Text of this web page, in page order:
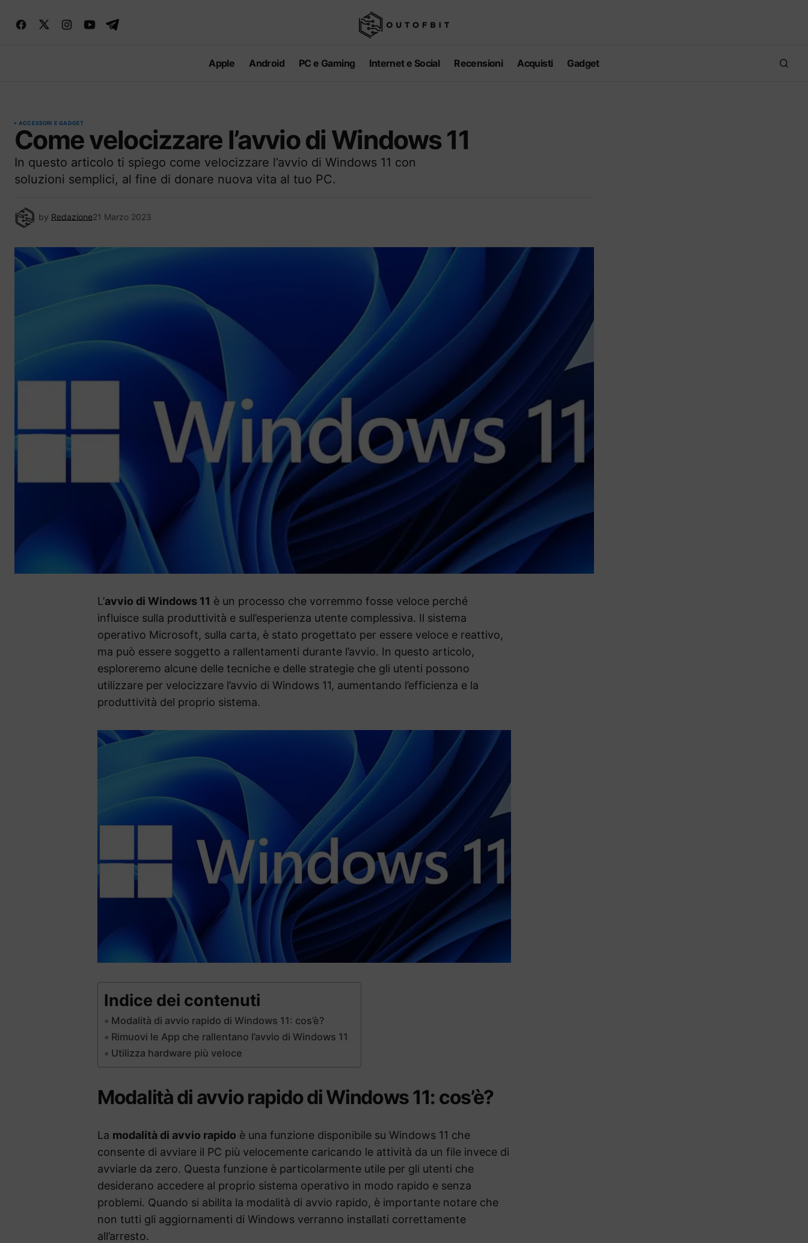
Apple Android PC e Gaming Internet e Social Recensioni Acquisti Gadget
ACCESSORI E GADGET
Come velocizzare l’avvio di Windows 11
In questo articolo ti spiego come velocizzare l’avvio di Windows 11 con
soluzioni semplici, al fine di donare nuova vita al tuo PC.
by Redazione21 Marzo 2023
L’avvio di Windows 11 è un processo che vorremmo fosse veloce perché
influisce sulla produttività e sull’esperienza utente complessiva. Il sistema
operativo Microsoft, sulla carta, è stato progettato per essere veloce e reattivo,
ma può essere soggetto a rallentamenti durante l’avvio. In questo articolo,
esploreremo alcune delle tecniche e delle strategie che gli utenti possono
utilizzare per velocizzare l’avvio di Windows 11, aumentando l’efficienza e la
produttività del proprio sistema.
Indice dei contenuti
Modalità di avvio rapido di Windows 11: cos’è?
Rimuovi le App che rallentano l’avvio di Windows 11
Utilizza hardware più veloce
Modalità di avvio rapido di Windows 11: cos’è?
La modalità di avvio rapido è una funzione disponibile su Windows 11 che
consente di avviare il PC più velocemente caricando le attività da un file invece di
avviarle da zero. Questa funzione è particolarmente utile per gli utenti che
desiderano accedere al proprio sistema operativo in modo rapido e senza
problemi. Quando si abilita la modalità di avvio rapido, è importante notare che
non tutti gli aggiornamenti di Windows verranno installati correttamente
all’arresto.